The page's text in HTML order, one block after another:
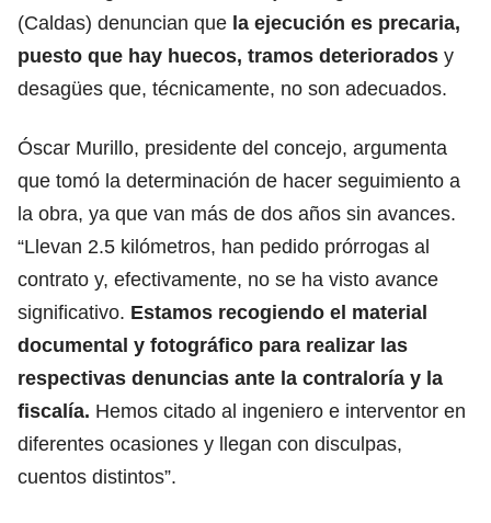
(Caldas) denuncian que la ejecución es precaria,
puesto que hay huecos, tramos deteriorados y
desagües que, técnicamente, no son adecuados.
Óscar Murillo, presidente del concejo, argumenta
que tomó la determinación de hacer seguimiento a
la obra, ya que van más de dos años sin avances.
“Llevan 2.5 kilómetros, han pedido prórrogas al
contrato y, efectivamente, no se ha visto avance
significativo. Estamos recogiendo el material
documental y fotográfico para realizar las
respectivas denuncias ante la contraloría y la
fiscalía. Hemos citado al ingeniero e interventor en
diferentes ocasiones y llegan con disculpas,
cuentos distintos”.